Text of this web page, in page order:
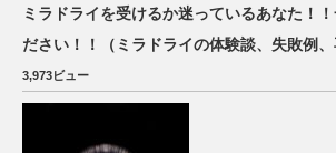
ミラドライを受けるか迷っているあなた！
ださい！！（ミラドライの体験談、失敗例、
3,973ビュー